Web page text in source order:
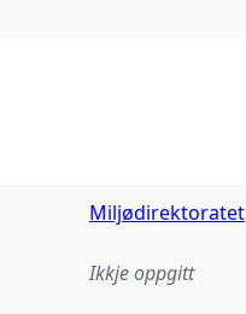
Miljødirektoratet
Ikkje oppgitt